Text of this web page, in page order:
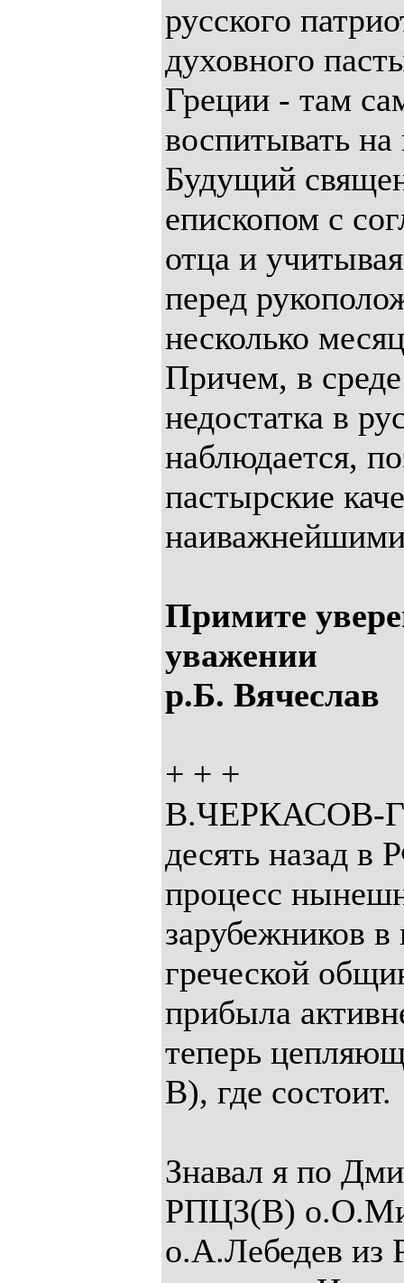
русского
духовного
Греции - там
воспитывать
Будущий
епископом с
отца и
перед
несколько
Причем, в
недостатка в
наблюдается,
пастырские
Примите
уважении
р.Б. Вячеслав
+ + +
В.ЧЕРКАСОВ-
десять назад в
процесс
зарубежников
греческой
прибыла
теперь
В), где состоит.
Знавал я по
РПЦЗ(В)
о.А.Лебедев из